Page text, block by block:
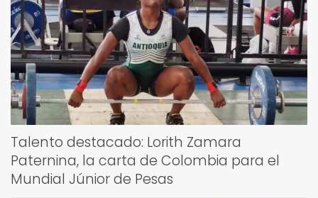
Talento destacado: Lorith Zamara
Paternina, la carta de Colombia para el
Mundial Júnior de Pesas